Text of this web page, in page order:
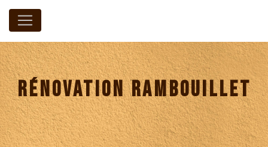
rénovation Rambouillet
Panneau de gestion des cookies